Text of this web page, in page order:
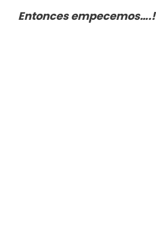
Entonces empecemos….!